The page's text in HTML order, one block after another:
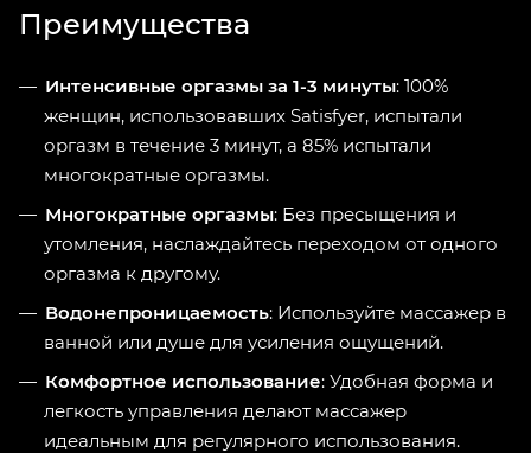
Преимущества
Интенсивные оргазмы за 1-3 минуты: 100%
женщин, использовавших Satisfyer, испытали
оргазм в течение 3 минут, а 85% испытали
многократные оргазмы.
Многократные оргазмы: Без пресыщения и
утомления, наслаждайтесь переходом от одного
оргазма к другому.
Водонепроницаемость: Используйте массажер в
ванной или душе для усиления ощущений.
Комфортное использование: Удобная форма и
легкость управления делают массажер
идеальным для регулярного использования.